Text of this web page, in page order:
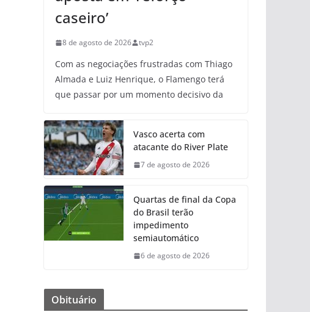
caseiro’
8 de agosto de 2026 tvp2
Com as negociações frustradas com Thiago
Almada e Luiz Henrique, o Flamengo terá
que passar por um momento decisivo da
Vasco acerta com
atacante do River Plate
7 de agosto de 2026
Quartas de final da Copa
do Brasil terão
impedimento
semiautomático
6 de agosto de 2026
Obituário